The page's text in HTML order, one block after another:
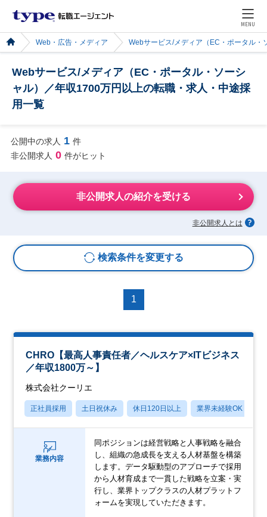
MENU
Web・広告・メディア Webサービス/メディア（EC・ポータル・
Webサービス/メディア（EC・ポータル・ソーシ
ャル）／年収1700万円以上の転職・求人・中途採
用一覧
公開中の求人 1 件
非公開求人 0 件がヒット
非公開求人の紹介を受ける
非公開求人とは
検索条件を変更する
1
CHRO【最高人事責任者／ヘルスケア×ITビジネス
／年収1800万～】
株式会社クーリエ
正社員採用 土日祝休み 休日120日以上 業界未経験OK
業務内容
同ポジションは経営戦略と人事戦略を融合
し、組織の急成長を支える人材基盤を構築
します。データ駆動型のアプローチで採用
から人材育成まで一貫した戦略を立案・実
行し、業界トップクラスの人材プラットフ
ォームを実現していただきます。